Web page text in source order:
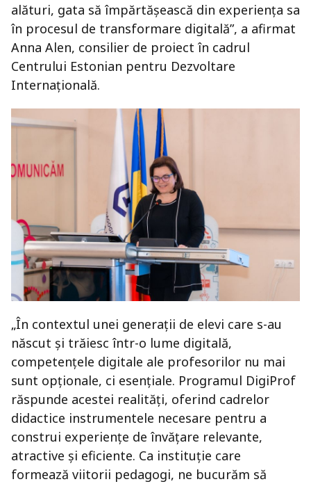
alături, gata să împărtășească din experiența sa
în procesul de transformare digitală”, a afirmat
Anna Alen, consilier de proiect în cadrul
Centrului Estonian pentru Dezvoltare
Internațională.
„În contextul unei generații de elevi care s-au
născut și trăiesc într-o lume digitală,
competențele digitale ale profesorilor nu mai
sunt opționale, ci esențiale. Programul DigiProf
răspunde acestei realități, oferind cadrelor
didactice instrumentele necesare pentru a
construi experiențe de învățare relevante,
atractive și eficiente. Ca instituție care
formează viitorii pedagogi, ne bucurăm să